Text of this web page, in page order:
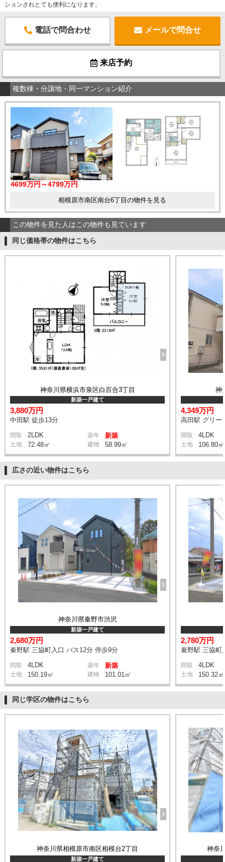
ションされとても便利になります。
電話で問合わせ メールで問合せ
来店予約
複数棟・分譲地・同一マンション紹介
4699万円～4799万円
相模原市南区南台6丁目の物件を見る
この物件を見た人はこの物件も見ています
同じ価格帯の物件はこちら
神奈川県横浜市泉区白百合3丁目
新築一戸建て
3,880万円
中田駅 徒歩13分
間取 2LDK 築年 新築
土地 72.48㎡ 建物 58.99㎡
神
4,349万円
高田駅 グリー
間取 4LDK
土地 106.80㎡
広さの近い物件はこちら
神奈川県秦野市渋沢
新築一戸建て
2,680万円
秦野駅 三協町入口 バス12分 停歩9分
間取 4LDK 築年 新築
土地 150.19㎡ 建物 101.01㎡
2,780万円
秦野駅 三協町
間取 4LDK
土地 150.32㎡
同じ学区の物件はこちら
神奈川県相模原市南区相模台2丁目
新築一戸建て
神奈